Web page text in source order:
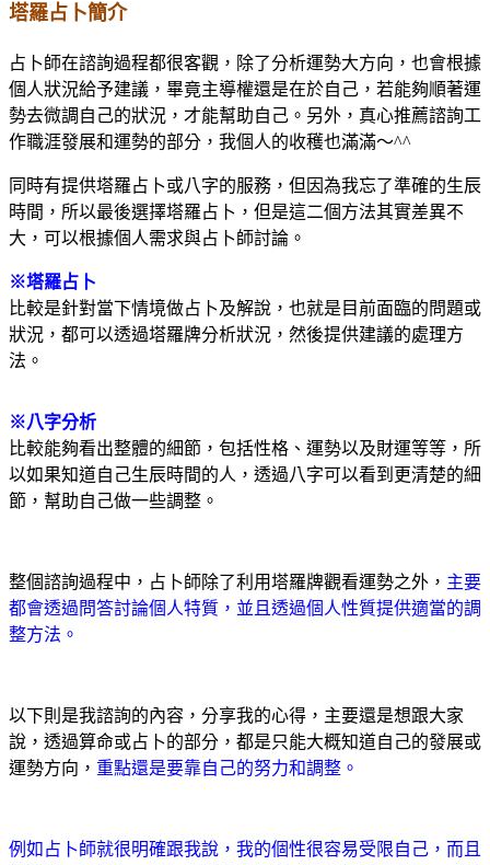
塔羅占卜簡介
占卜師在諮詢過程都很客觀，除了分析運勢大方向，也會根據
個人狀況給予建議，畢竟主導權還是在於自己，若能夠順著運
勢去微調自己的狀況，才能幫助自己。另外，真心推薦諮詢工
作職涯發展和運勢的部分，我個人的收穫也滿滿～^^
同時有提供塔羅占卜或八字的服務，但因為我忘了準確的生辰
時間，所以最後選擇塔羅占卜，但是這二個方法其實差異不
大，可以根據個人需求與占卜師討論。
※塔羅占卜
比較是針對當下情境做占卜及解說，也就是目前面臨的問題或
狀況，都可以透過塔羅牌分析狀況，然後提供建議的處理方
法。
※八字分析
比較能夠看出整體的細節，包括性格、運勢以及財運等等，所
以如果知道自己生辰時間的人，透過八字可以看到更清楚的細
節，幫助自己做一些調整。
整個諮詢過程中，占卜師除了利用塔羅牌觀看運勢之外， 主要
都會透過問答討論個人特質，並且透過個人性質提供適當的調
整方法。
以下則是我諮詢的內容，分享我的心得，主要還是想跟大家
說，透過算命或占卜的部分，都是只能大概知道自己的發展或
運勢方向， 重點還是要靠自己的努力和調整。
例如占卜師就很明確跟我說，我的個性很容易受限自己，而且